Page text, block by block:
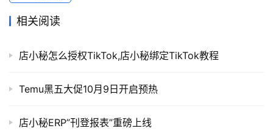
跨
航
相关阅读
店小秘怎么授权TikTok,店小秘绑定TikTok教程
Temu黑五大促10月9日开启预热
店小秘ERP”刊登报表”重磅上线